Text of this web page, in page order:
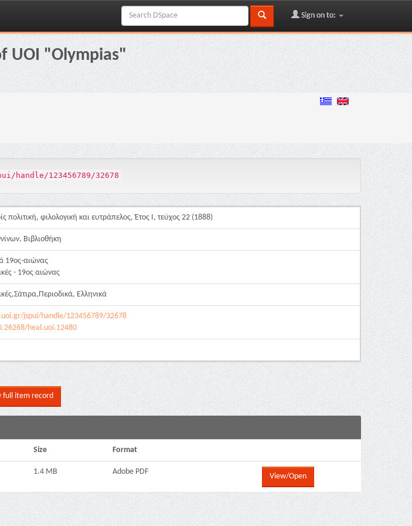
Sign on to:
UOI "Olympias"
123456789/32678
πολιτική, φιλολογική και ευτράπελος, Έτος Ι, τεύχος 22 (1888)
Βιβλιοθήκη
19ος-αιώνας
- 19ος αιώνας
Ελληνικά
jspui/handle/123456789/32678
heal.uoi.12480
full item record
Size Format
1.4 MB Adobe PDF
View/Open